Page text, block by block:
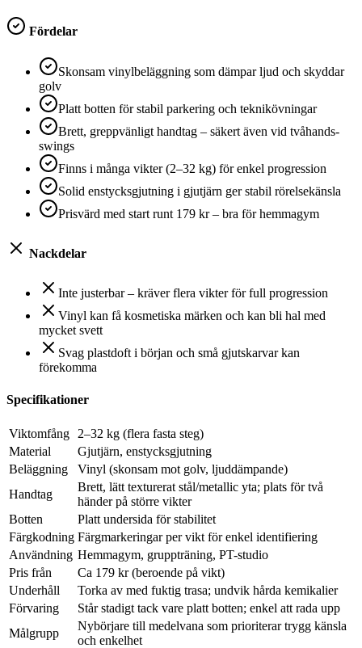
Fördelar
Skonsam vinylbeläggning som dämpar ljud och skyddar
golv
Platt botten för stabil parkering och teknikövningar
Brett, greppvänligt handtag – säkert även vid tvåhands-
swings
Finns i många vikter (2–32 kg) för enkel progression
Solid enstycksgjutning i gjutjärn ger stabil rörelsekänsla
Prisvärd med start runt 179 kr – bra för hemmagym
Nackdelar
Inte justerbar – kräver flera vikter för full progression
Vinyl kan få kosmetiska märken och kan bli hal med
mycket svett
Svag plastdoft i början och små gjutskarvar kan
förekomma
Specifikationer
Viktomfång
2–32 kg (flera fasta steg)
Material
Gjutjärn, enstycksgjutning
Beläggning
Vinyl (skonsam mot golv, ljuddämpande)
Handtag
Brett, lätt texturerat stål/metallic yta; plats för två
händer på större vikter
Botten
Platt undersida för stabilitet
Färgkodning Färgmarkeringar per vikt för enkel identifiering
Användning Hemmagym, gruppträning, PT-studio
Pris från
Ca 179 kr (beroende på vikt)
Underhåll
Torka av med fuktig trasa; undvik hårda kemikalier
Förvaring
Står stadigt tack vare platt botten; enkel att rada upp
Målgrupp
Nybörjare till medelvana som prioriterar trygg känsla
och enkelhet